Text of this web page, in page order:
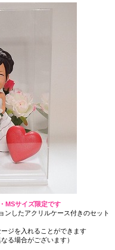
MSサイズ限定です
ンしたアクリルケース付きのセット
ジを入れることができます
る場合がございます）